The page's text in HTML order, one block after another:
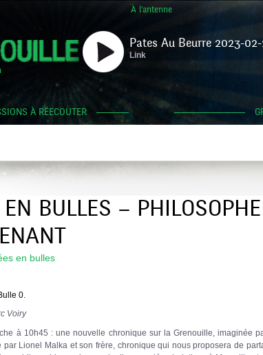
À l'antenne
Pates Au Beurre 2023-
Link
À RÉECOUTER
EN BULLES –
en bulles
0.
Voiry
à 10h45 : une nouvelle chronique sur la Grenouille, imaginée
par Lionel Malka et son frère, chronique qui nous proposera de